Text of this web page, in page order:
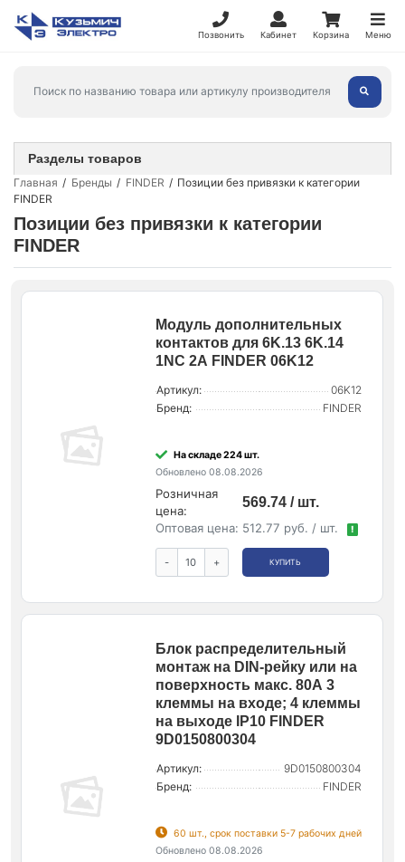
Позвонить Кабинет Корзина Меню
Главная Бренды FINDER
Позиции без привязки к категории
FINDER
Позиции без привязки к категории
FINDER
Модуль дополнительных
контактов для 6K.13 6K.14
1NC 2А FINDER 06K12
Артикул:
06K12
Бренд:
FINDER
На складе 224 шт.
Обновлено 08.08.2026
Розничная
цена:
569.74 / шт.
Оптовая цена: 512.77 руб. / шт. !
- + КУПИТЬ
Блок распределительный
монтаж на DIN-рейку или на
поверхность макс. 80А 3
клеммы на входе; 4 клеммы
на выходе IP10 FINDER
9D0150800304
Артикул:
9D0150800304
Бренд:
FINDER
60 шт., срок поставки 5-7 рабочих дней
Обновлено 08.08.2026
Разделы товаров